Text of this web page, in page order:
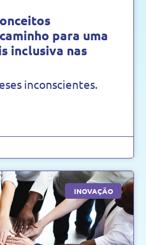
para uma
inclusiva nas
inconscientes.
INOVAÇÃO